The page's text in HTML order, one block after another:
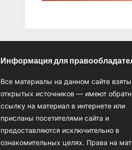
Информация для
Все материалы на данном сайте
открытых источников — имеют
ссылку на материал в интернете или
присланы посетителями сайта и
предоставляются исключительно в
ознакомительных целях. Права на